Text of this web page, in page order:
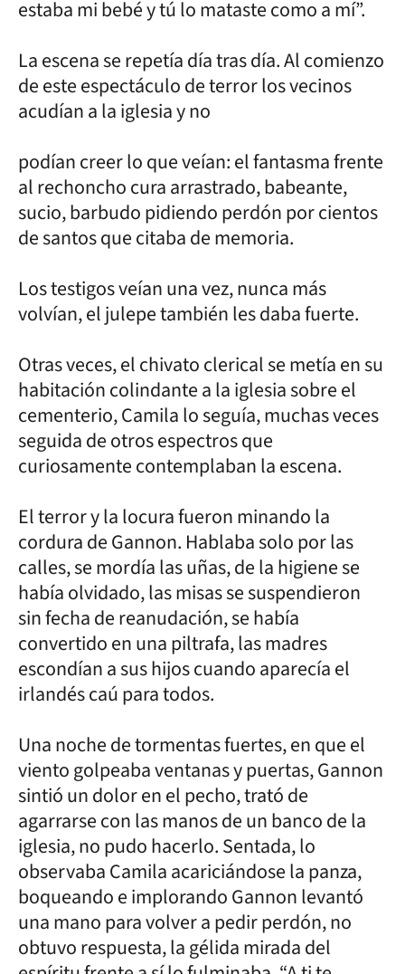
estaba mi bebé y tú lo mataste como a mí”.
La escena se repetía día tras día. Al comienzo
de este espectáculo de terror los vecinos
acudían a la iglesia y no
podían creer lo que veían: el fantasma frente
al rechoncho cura arrastrado, babeante,
sucio, barbudo pidiendo perdón por cientos
de santos que citaba de memoria.
Los testigos veían una vez, nunca más
volvían, el julepe también les daba fuerte.
Otras veces, el chivato clerical se metía en su
habitación colindante a la iglesia sobre el
cementerio, Camila lo seguía, muchas veces
seguida de otros espectros que
curiosamente contemplaban la escena.
El terror y la locura fueron minando la
cordura de Gannon. Hablaba solo por las
calles, se mordía las uñas, de la higiene se
había olvidado, las misas se suspendieron
sin fecha de reanudación, se había
convertido en una piltrafa, las madres
escondían a sus hijos cuando aparecía el
irlandés caú para todos.
Una noche de tormentas fuertes, en que el
viento golpeaba ventanas y puertas, Gannon
sintió un dolor en el pecho, trató de
agarrarse con las manos de un banco de la
iglesia, no pudo hacerlo. Sentada, lo
observaba Camila acariciándose la panza,
boqueando e implorando Gannon levantó
una mano para volver a pedir perdón, no
obtuvo respuesta, la gélida mirada del